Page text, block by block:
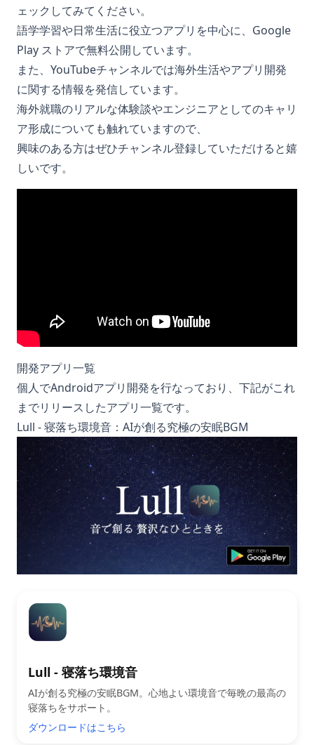
ェックしてみてください。
語学学習や日常生活に役立つアプリを中心に、Google
Play ストアで無料公開しています。
また、YouTubeチャンネルでは海外生活やアプリ開発
に関する情報を発信しています。
海外就職のリアルな体験談やエンジニアとしてのキャリ
ア形成についても触れていますので、
興味のある方はぜひチャンネル登録していただけると嬉
しいです。
開発アプリ一覧
個人でAndroidアプリ開発を行なっており、下記がこれ
までリリースしたアプリ一覧です。
Lull - 寝落ち環境音：AIが創る究極の安眠BGM
Lull - 寝落ち環境音
AIが創る究極の安眠BGM。心地よい環境音で毎晩の最高の
寝落ちをサポート。
ダウンロードはこちら